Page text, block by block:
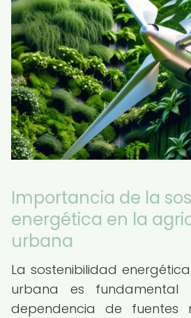
Importancia de la
energética en la
urbana
La sostenibilidad
urbana es
dependencia de fuentes